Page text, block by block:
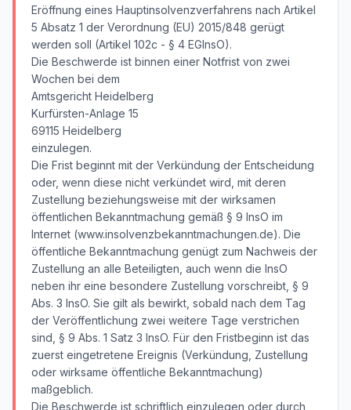
Eröffnung eines Hauptinsolvenzverfahrens nach Artikel
5 Absatz 1 der Verordnung (EU) 2015/848 gerügt
werden soll (Artikel 102c - § 4 EGInsO).
Die Beschwerde ist binnen einer Notfrist von zwei
Wochen bei dem
Amtsgericht Heidelberg
Kurfürsten-Anlage 15
69115 Heidelberg
einzulegen.
Die Frist beginnt mit der Verkündung der Entscheidung
oder, wenn diese nicht verkündet wird, mit deren
Zustellung beziehungsweise mit der wirksamen
öffentlichen Bekanntmachung gemäß § 9 InsO im
Internet (www.insolvenzbekanntmachungen.de). Die
öffentliche Bekanntmachung genügt zum Nachweis der
Zustellung an alle Beteiligten, auch wenn die InsO
neben ihr eine besondere Zustellung vorschreibt, § 9
Abs. 3 InsO. Sie gilt als bewirkt, sobald nach dem Tag
der Veröffentlichung zwei weitere Tage verstrichen
sind, § 9 Abs. 1 Satz 3 InsO. Für den Fristbeginn ist das
zuerst eingetretene Ereignis (Verkündung, Zustellung
oder wirksame öffentliche Bekanntmachung)
maßgeblich.
Die Beschwerde ist schriftlich einzulegen oder durch